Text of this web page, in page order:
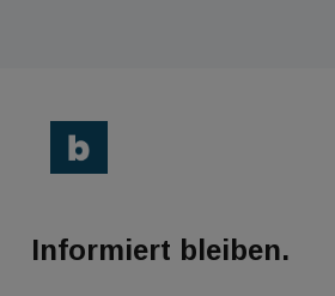
Informiert bleiben.